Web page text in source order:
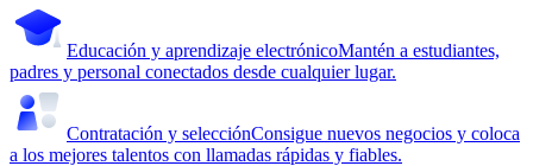
Educación y aprendizaje electrónicoMantén a estudiantes,
padres y personal conectados desde cualquier lugar.
Contratación y selecciónConsigue nuevos negocios y coloca
a los mejores talentos con llamadas rápidas y fiables.